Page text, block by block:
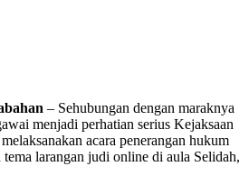
– Sehubungan dengan maraknya
menjadi perhatian serius Kejaksaan
acara penerangan hukum
larangan judi online di aula Selidah,